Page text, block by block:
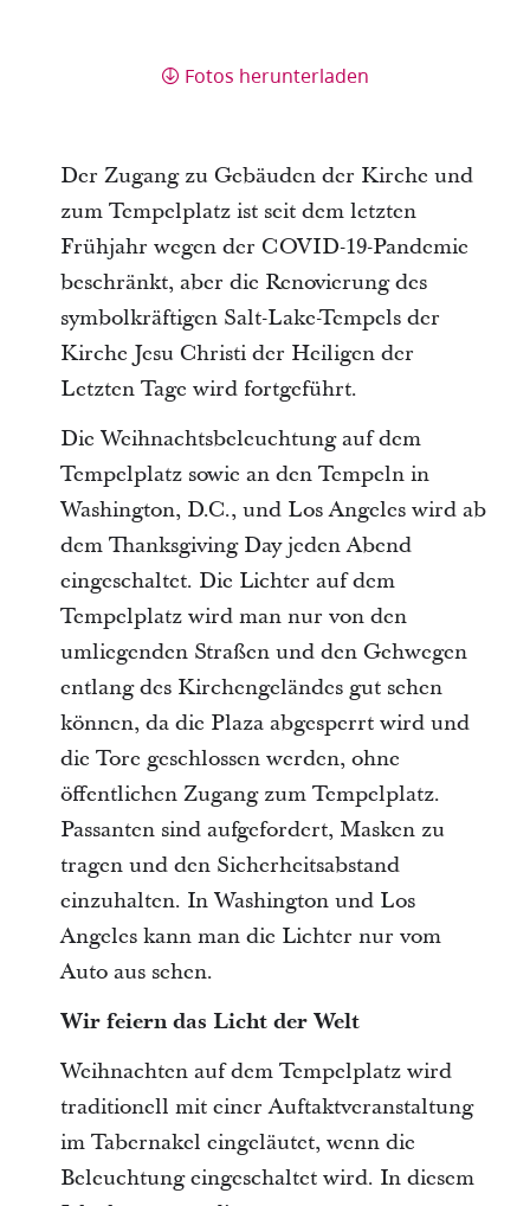
Fotos herunterladen
Der Zugang zu Gebäuden der Kirche und
zum Tempelplatz ist seit dem letzten
Frühjahr wegen der COVID-19-Pandemie
beschränkt, aber die Renovierung des
symbolkräftigen Salt-Lake-Tempels der
Kirche Jesu Christi der Heiligen der
Letzten Tage wird fortgeführt.
Die Weihnachtsbeleuchtung auf dem
Tempelplatz sowie an den Tempeln in
Washington, D.C., und Los Angeles wird ab
dem Thanksgiving Day jeden Abend
eingeschaltet. Die Lichter auf dem
Tempelplatz wird man nur von den
umliegenden Straßen und den Gehwegen
entlang des Kirchengeländes gut sehen
können, da die Plaza abgesperrt wird und
die Tore geschlossen werden, ohne
öffentlichen Zugang zum Tempelplatz.
Passanten sind aufgefordert, Masken zu
tragen und den Sicherheitsabstand
einzuhalten. In Washington und Los
Angeles kann man die Lichter nur vom
Auto aus sehen.
Wir feiern das Licht der Welt
Weihnachten auf dem Tempelplatz wird
traditionell mit einer Auftaktveranstaltung
im Tabernakel eingeläutet, wenn die
Beleuchtung eingeschaltet wird. In diesem